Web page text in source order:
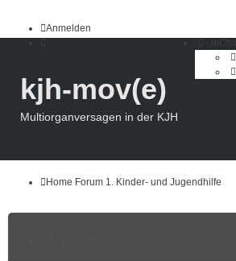
Anmelden
kjh-mov(e)
Multiorganversagen in der KJH
Home Forum 1. Kinder- und Jugendhilfe